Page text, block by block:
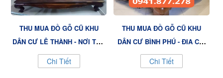
THU MUA ĐỒ GỖ CŨ KHU
DÂN CƯ LÊ THÀNH - NƠI THU
MUA ĐỒ GỖ CŨ UY TÍN TẠI
KHU DÂN CƯ LÊ THÀNH
Chi Tiết
THU MUA ĐỒ GỖ CŨ KHU
DÂN CƯ BÌNH PHÚ - ĐỊA CHỈ
TIN CẬY THU MUA ĐỒ GỖ CŨ
TẠI KHU DÂN CƯ BÌNH PHÚ
Chi Tiết